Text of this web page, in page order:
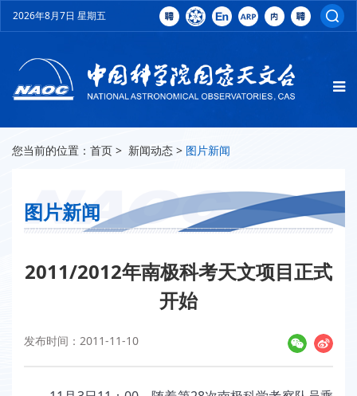
2026年8月7日 星期五
您当前的位置： 首页 > 新闻动态 > 图片新闻
图片新闻
2011/2012年南极科考天文项目正式
开始
发布时间：2011-11-10